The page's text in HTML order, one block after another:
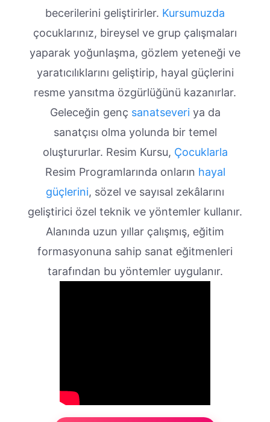
becerilerini geliştirirler. Kursumuzda
çocuklarınız, bireysel ve grup çalışmaları
yaparak yoğunlaşma, gözlem yeteneği ve
yaratıcılıklarını geliştirip, hayal güçlerini
resme yansıtma özgürlüğünü kazanırlar.
Geleceğin genç sanatseveriya da
sanatçısı olma yolunda bir temel
oluştururlar. Resim Kursu, Çocuklarla
Resim Programlarında onların hayal
güçlerini, sözel ve sayısal zekâlarını
geliştirici özel teknik ve yöntemler kullanır.
Alanında uzun yıllar çalışmış, eğitim
formasyonuna sahip sanat eğitmenleri
tarafından bu yöntemler uygulanır.